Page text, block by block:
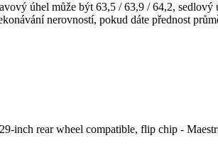
úhel může být 63,5 / 63,9 / 64,2, sedlový
nerovností, pokud dáte přednost
rear wheel compatible, flip chip -